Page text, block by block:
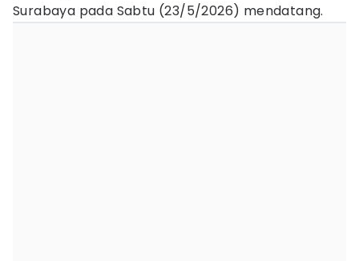
Surabaya pada Sabtu (23/5/2026) mendatang.